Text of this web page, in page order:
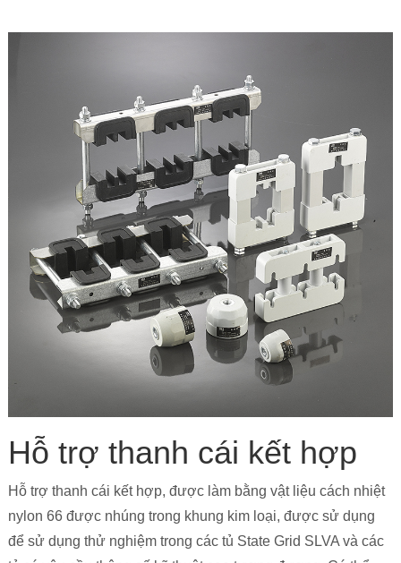
Hỗ trợ thanh cái kết hợp
Hỗ trợ thanh cái kết hợp, được làm bằng vật liệu cách nhiệt
nylon 66 được nhúng trong khung kim loại, được sử dụng
để sử dụng thử nghiệm trong các tủ State Grid SLVA và các